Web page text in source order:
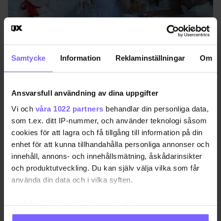
Samtycke Information Reklaminställningar Om
Ansvarsfull användning av dina uppgifter
Vi och våra 1022 partners behandlar din personliga data,
som t.ex. ditt IP-nummer, och använder teknologi såsom
cookies för att lagra och få tillgång till information på din
enhet för att kunna tillhandahålla personliga annonser och
innehåll, annons- och innehållsmätning, åskådarinsikter
och produktutveckling. Du kan själv välja vilka som får
använda din data och i vilka syften.
Med din tillåtelse skulle vi även vilja:
Samla in information om din geografiska plats
Foto: Johan Finne
Uppdaterad 2021-04-07
ÄKTENSKAP HELSINGFORS
DELA DEN HÄR ARTIKELN